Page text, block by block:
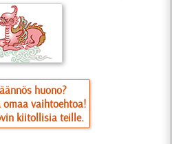
huono?
omaa vaihtoehtoa!
kiitollisia teille.